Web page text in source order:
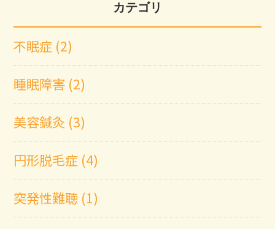
カテゴリ
不眠症 (2)
睡眠障害 (2)
美容鍼灸 (3)
円形脱毛症 (4)
突発性難聴 (1)